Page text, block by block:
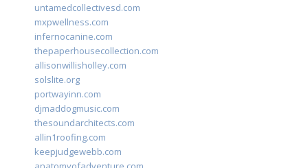
untamedcollectivesd.com
mxpwellness.com
infernocanine.com
thepaperhousecollection.com
allisonwillisholley.com
solslite.org
portwayinn.com
djmaddogmusic.com
thesoundarchitects.com
allin1roofing.com
keepjudgewebb.com